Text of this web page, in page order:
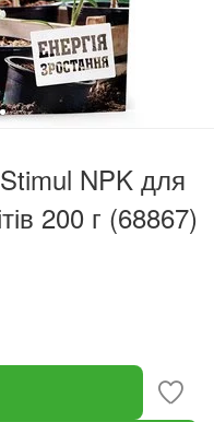
NPK для
200 г (68867)